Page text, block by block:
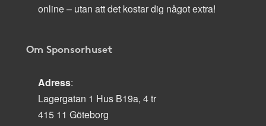
online – utan att det kostar dig något extra!
Om Sponsorhuset
Adress:
Lagergatan 1 Hus B19a, 4 tr
415 11 Göteborg